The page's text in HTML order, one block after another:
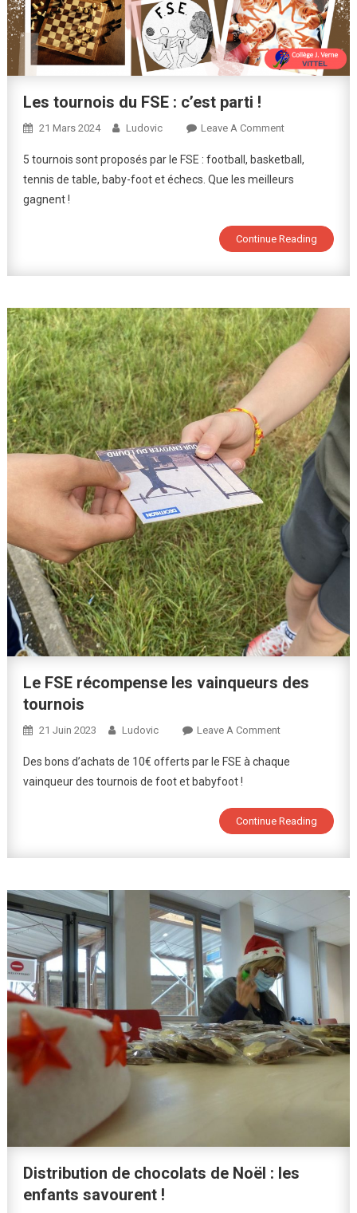
Les tournois du FSE : c’est parti !
21 Mars 2024 Ludovic Leave A CommentOn
Tournois
Du
C’est
Parti
5 tournois sont proposés par le FSE : football, basketball,
tennis de table, baby-foot et échecs. Que les meilleurs
gagnent !
Continue Reading
Le FSE récompense les vainqueurs des
tournois
21 Juin 2023 Ludovic Leave A CommentOn
FSE
Vainqueurs
Des bons d’achats de 10€ offerts par le FSE à chaque
vainqueur des tournois de foot et babyfoot !
Continue Reading
Distribution de chocolats de Noël : les
enfants savourent !